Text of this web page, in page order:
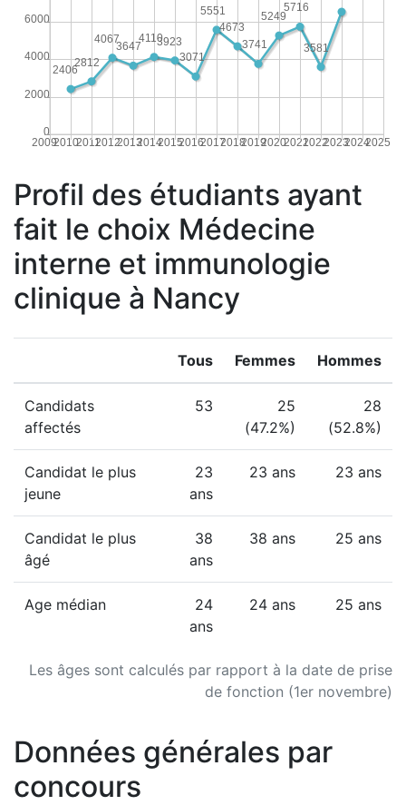
20092010201120122013201420152016201720182019202020212022202320242025
0
2000
4000
6000
3581
5716
5249
3741
4673
5551
3071
3923
4110
3647
4067
2812
2406
Profil des étudiants ayant
fait le choix Médecine
interne et immunologie
clinique à Nancy
Les âges sont calculés par rapport à la date de prise
de fonction (1er novembre)
Tous Femmes Hommes
Candidats
affectés
53
25
(47.2%)
28
(52.8%)
Candidat le plus
jeune
23
ans
23 ans 23 ans
Candidat le plus
âgé
38
ans
38 ans 25 ans
Age médian
24
ans
24 ans 25 ans
Données générales par
concours